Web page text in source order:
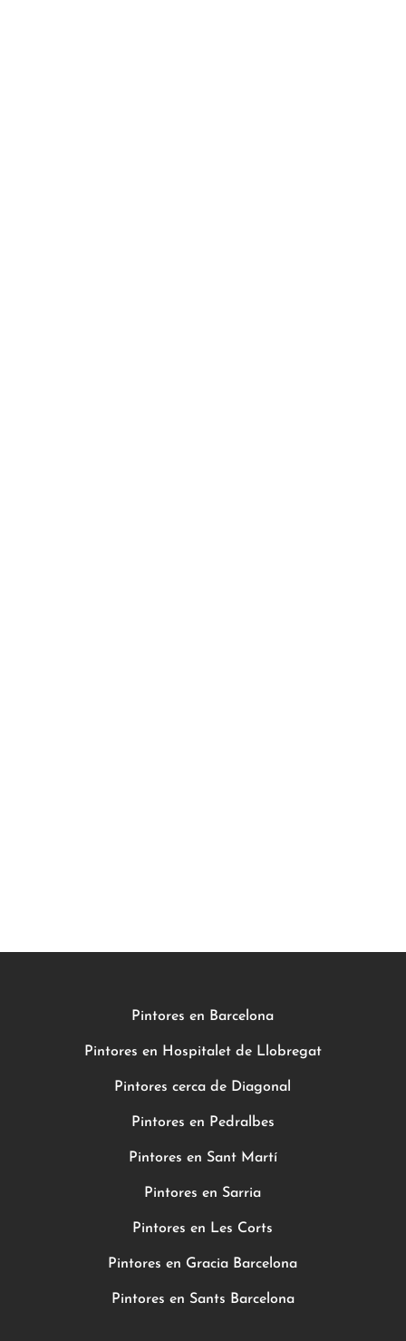
Pintores en Barcelona
Pintores en Hospitalet de Llobregat
Pintores cerca de Diagonal
Pintores en Pedralbes
Pintores en Sant Martí
Pintores en Sarria
Pintores en Les Corts
Pintores en Gracia Barcelona
Pintores en Sants Barcelona